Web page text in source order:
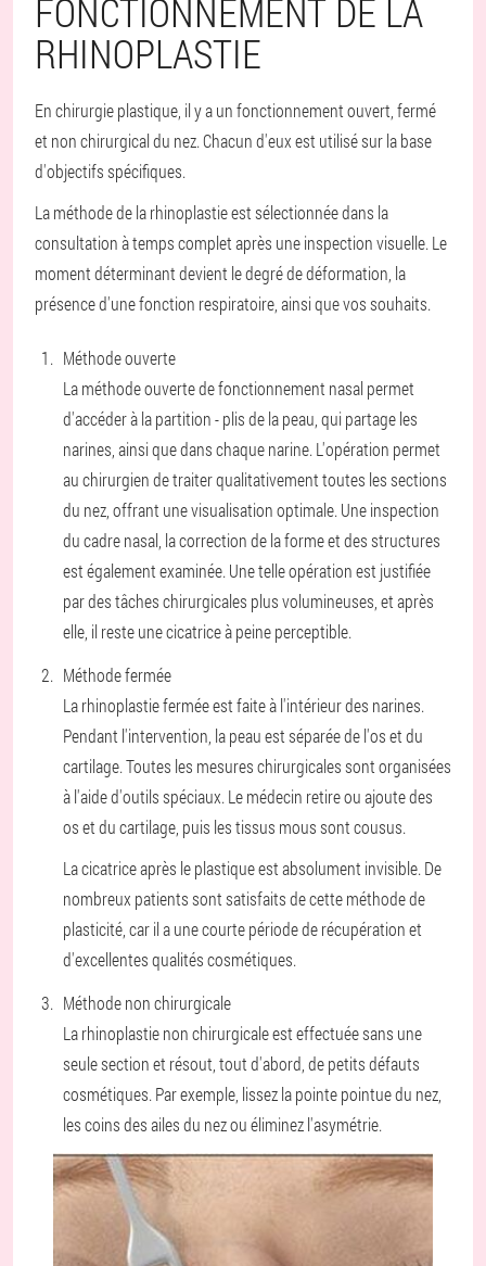
FONCTIONNEMENT DE LA
RHINOPLASTIE
En chirurgie plastique, il y a un fonctionnement ouvert, fermé
et non chirurgical du nez. Chacun d'eux est utilisé sur la base
d'objectifs spécifiques.
La méthode de la rhinoplastie est sélectionnée dans la
consultation à temps complet après une inspection visuelle. Le
moment déterminant devient le degré de déformation, la
présence d'une fonction respiratoire, ainsi que vos souhaits.
Méthode ouverte
La méthode ouverte de fonctionnement nasal permet
d'accéder à la partition - plis de la peau, qui partage les
narines, ainsi que dans chaque narine. L'opération permet
au chirurgien de traiter qualitativement toutes les sections
du nez, offrant une visualisation optimale. Une inspection
du cadre nasal, la correction de la forme et des structures
est également examinée. Une telle opération est justifiée
par des tâches chirurgicales plus volumineuses, et après
elle, il reste une cicatrice à peine perceptible.
Méthode fermée
La rhinoplastie fermée est faite à l'intérieur des narines.
Pendant l'intervention, la peau est séparée de l'os et du
cartilage. Toutes les mesures chirurgicales sont organisées
à l'aide d'outils spéciaux. Le médecin retire ou ajoute des
os et du cartilage, puis les tissus mous sont cousus.
La cicatrice après le plastique est absolument invisible. De
nombreux patients sont satisfaits de cette méthode de
plasticité, car il a une courte période de récupération et
d'excellentes qualités cosmétiques.
Méthode non chirurgicale
La rhinoplastie non chirurgicale est effectuée sans une
seule section et résout, tout d'abord, de petits défauts
cosmétiques. Par exemple, lissez la pointe pointue du nez,
les coins des ailes du nez ou éliminez l'asymétrie.